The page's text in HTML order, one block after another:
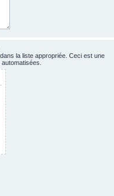
la liste appropriée. Ceci est une